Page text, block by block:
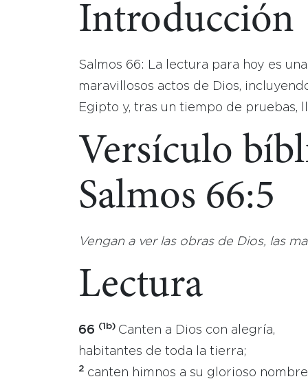
Introducción
Salmos 66: La lectura para hoy es
maravillosos actos de Dios,
Egipto y, tras un tiempo de pruebas,
Versículo
Salmos 66:5
Vengan a ver las obras de Dios, las
Lectura
66 (1b) Canten a Dios con alegría,
habitantes de toda la tierra;
2 canten himnos a su glorioso